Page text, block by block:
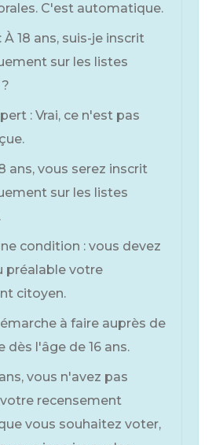
C'est automatique.
À 18 ans, suis-je inscrit
sur les listes
: Vrai, ce n'est pas
ans, vous serez inscrit
sur les listes
condition : vous devez
préalable votre
citoyen.
à faire auprès de
dès l'âge de 16 ans.
vous n'avez pas
recensement
vous souhaitez voter,